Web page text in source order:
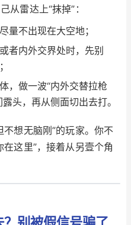
从雷达上“抹掉”：
量不出现在大空地；
者内外交界处时，先别
，做一波“内外交替拉枪
头，再从侧面切出去打。
想无脑刚”的玩家。你不
这里”，接着从另壹个角